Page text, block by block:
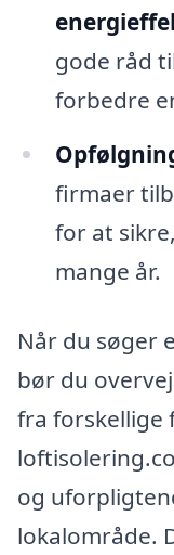
gode råd
forbedre
firmaer
for at
mange år.
Når du søger
bør du
fra forskellige
og
lokalområde.